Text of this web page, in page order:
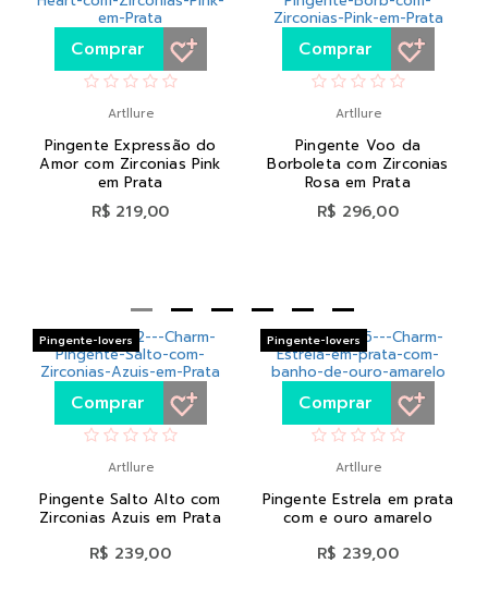
Comprar
Artllure
Pingente Expressão do
Amor com Zirconias Pink
em Prata
R$ 219,00
Comprar
Artllure
Pingente Voo da
Borboleta com Zirconias
Rosa em Prata
R$ 296,00
Comprar
Artllure
Pingente Salto Alto com
Zirconias Azuis em Prata
R$ 239,00
Pingente-lovers
Comprar
Artllure
Pingente Estrela em prata
com e ouro amarelo
R$ 239,00
Pingente-lovers